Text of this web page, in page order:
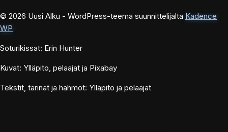
© 2026 Uusi Alku - WordPress-teema suunnittelijalta Kadence
WP
Soturikissat: Erin Hunter
Kuvat: Ylläpito, pelaajat ja Pixabay
Tekstit, tarinat ja hahmot: Ylläpito ja pelaajat